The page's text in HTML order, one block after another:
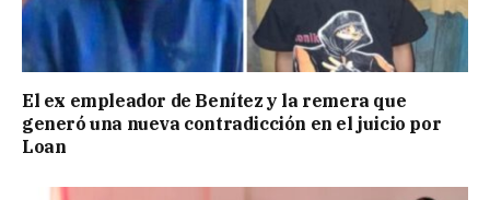
El ex empleador de Benítez y la remera que
generó una nueva contradicción en el juicio por
Loan